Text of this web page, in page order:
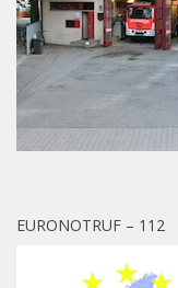
EURONOTRUF – 112